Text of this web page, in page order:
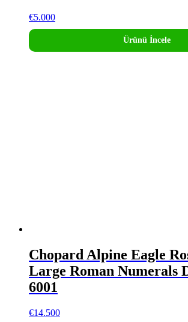
€5.000
Ürünü İncele
Chopard Alpine Eagle
Large Roman Numerals
6001
€14.500